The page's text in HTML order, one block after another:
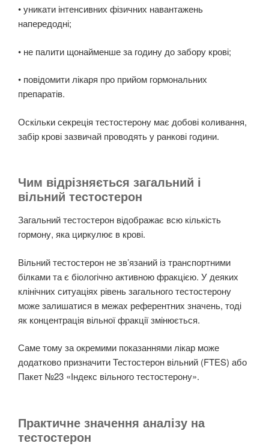
• уникати інтенсивних фізичних навантажень
напередодні;
• не палити щонайменше за годину до забору крові;
• повідомити лікаря про прийом гормональних
препаратів.
Оскільки секреція тестостерону має добові коливання,
забір крові зазвичай проводять у ранкові години.
Чим відрізняється загальний і
вільний тестостерон
Загальний тестостерон відображає всю кількість
гормону, яка циркулює в крові.
Вільний тестостерон не зв’язаний із транспортними
білками та є біологічно активною фракцією. У деяких
клінічних ситуаціях рівень загального тестостерону
може залишатися в межах референтних значень, тоді
як концентрація вільної фракції змінюється.
Саме тому за окремими показаннями лікар може
додатково призначити Тестостерон вільний (FTES) або
Пакет №23 «Індекс вільного тестостерону».
Практичне значення аналізу на
тестостерон